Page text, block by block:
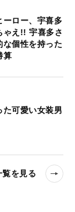
ーロー、宇喜多
ゃえ!! 宇喜多さ
な個性を持った
算
た可愛い女装男
を見る